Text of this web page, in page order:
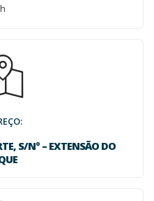
S/Nº – EXTENSÃO DO